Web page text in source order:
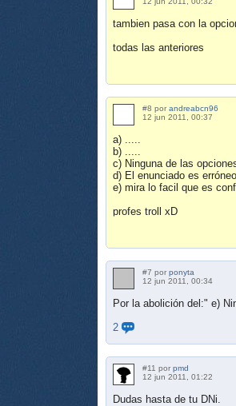
tambien pasa con la
todas las anteriores
#8 por andreabcn96
12 jun 2011, 00:37
a) .....
b) .....
c) Ninguna de las
d) El enunciado es erróneo.
e) mira lo facil que es
profes troll xD
#7 por ponyta
12 jun 2011, 00:34
Por la abolición del:" e)
2
#11 por pmd
12 jun 2011, 01:22
Dudas hasta de tu DNi.